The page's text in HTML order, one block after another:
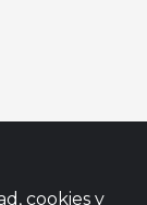
cookies y